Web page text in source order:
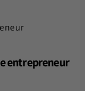
entrepreneur